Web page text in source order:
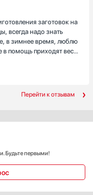
надо парится, чтоб их
увидеть индикацию
можно измерить
отключаются
промежуток времени.
адекватно
заготовок на
всегда надо знать
в зимнее время, люблю
в помощь приходят весы.
Перейти к отзывам
Будьте первыми!